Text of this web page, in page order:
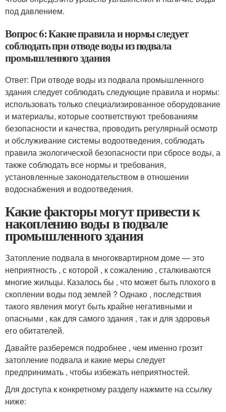
под давлением.
Вопрос 6: Какие правила и нормы следует
соблюдать при отводе воды из подвала
промышленного здания
Ответ: При отводе воды из подвала промышленного
здания следует соблюдать следующие правила и нормы:
использовать только специализированное оборудование
и материалы, которые соответствуют требованиям
безопасности и качества, проводить регулярный осмотр
и обслуживание системы водоотведения, соблюдать
правила экологической безопасности при сбросе воды, а
также соблюдать все нормы и требования,
установленные законодательством в отношении
водоснабжения и водоотведения.
Какие факторы могут привести к
накоплению воды в подвале
промышленного здания
Затопление подвала в многоквартирном доме — это
неприятность , с которой , к сожалению , сталкиваются
многие жильцы. Казалось бы , что может быть плохого в
скоплении воды под землей ? Однако , последствия
такого явления могут быть крайне негативными и
опасными , как для самого здания , так и для здоровья
его обитателей.
Давайте разберемся подробнее , чем именно грозит
затопление подвала и какие меры следует
предпринимать , чтобы избежать неприятностей.
Для доступа к конкретному разделу нажмите на ссылку
ниже: